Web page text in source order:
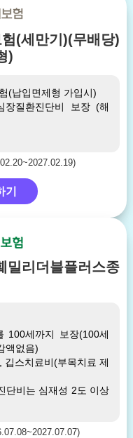
(세만기)(무배당)
)
(납입면제형 가입시)
장질환진단비 보장 (해
기
리더블플러스종
100세까지 보장(100세
액없음)
스치료비(부목치료 제
단비는 심재성 2도 이상